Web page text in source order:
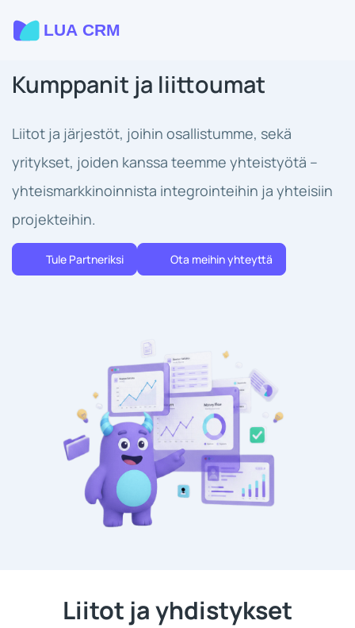
Kumppanit ja liittoumat
Liitot ja järjestöt, joihin osallistumme, sekä
yritykset, joiden kanssa teemme yhteistyötä –
yhteismarkkinoinnista integrointeihin ja yhteisiin
projekteihin.
Tule Partneriksi Ota meihin yhteyttä
Liitot ja yhdistykset